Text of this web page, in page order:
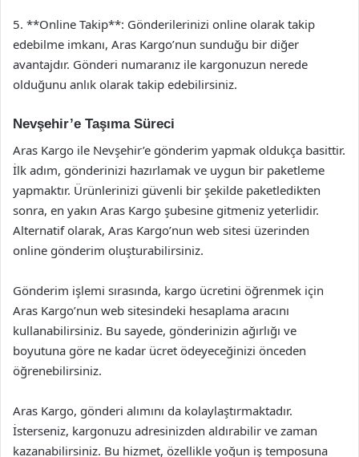
5. **Online Takip**: Gönderilerinizi online olarak takip
edebilme imkanı, Aras Kargo’nun sunduğu bir diğer
avantajdır. Gönderi numaranız ile kargonuzun nerede
olduğunu anlık olarak takip edebilirsiniz.
Nevşehir’e Taşıma Süreci
Aras Kargo ile Nevşehir’e gönderim yapmak oldukça basittir.
İlk adım, gönderinizi hazırlamak ve uygun bir paketleme
yapmaktır. Ürünlerinizi güvenli bir şekilde paketledikten
sonra, en yakın Aras Kargo şubesine gitmeniz yeterlidir.
Alternatif olarak, Aras Kargo’nun web sitesi üzerinden
online gönderim oluşturabilirsiniz.
Gönderim işlemi sırasında, kargo ücretini öğrenmek için
Aras Kargo’nun web sitesindeki hesaplama aracını
kullanabilirsiniz. Bu sayede, gönderinizin ağırlığı ve
boyutuna göre ne kadar ücret ödeyeceğinizi önceden
öğrenebilirsiniz.
Aras Kargo, gönderi alımını da kolaylaştırmaktadır.
İsterseniz, kargonuzu adresinizden aldırabilir ve zaman
kazanabilirsiniz. Bu hizmet, özellikle yoğun iş temposuna